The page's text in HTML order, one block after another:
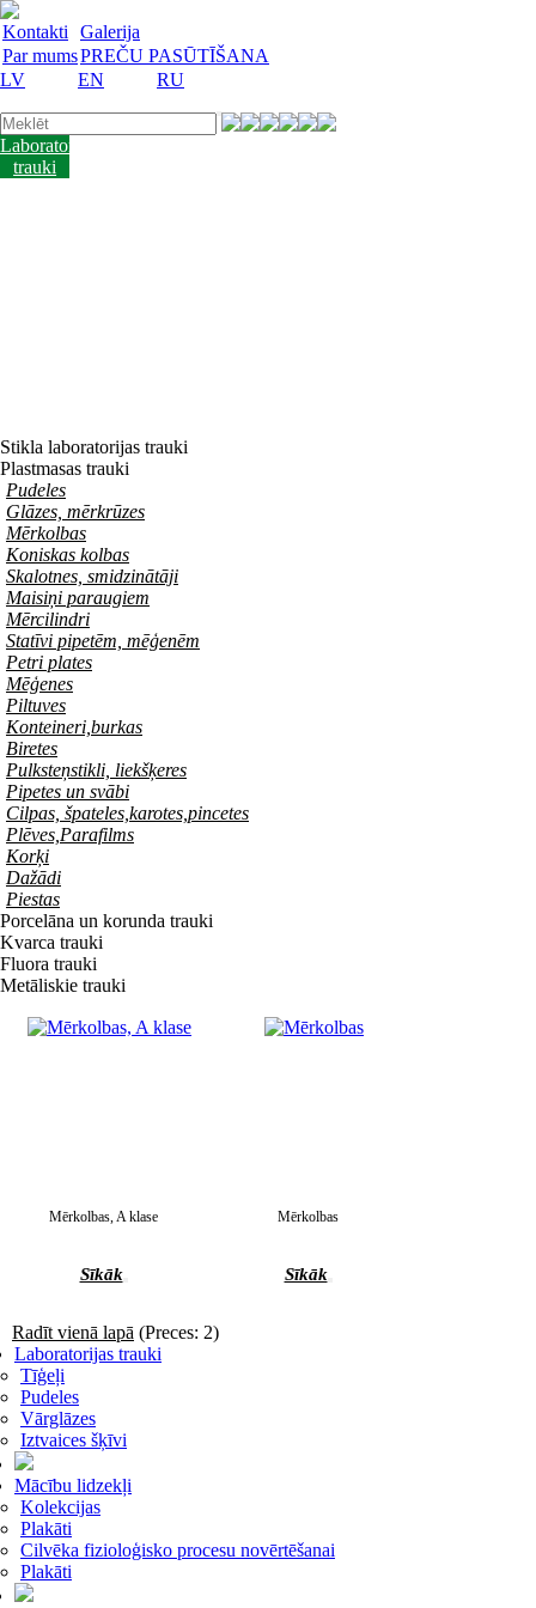
Kontakti
Galerija
Par mumsPREČU PASŪTĪŠANA
LV
EN RU
Laboratorijas
trauki
Stikla laboratorijas trauki
Plastmasas trauki
Pudeles
Glāzes, mērkrūzes
Mērkolbas
Koniskas kolbas
Skalotnes, smidzinātāji
Maisiņi paraugiem
Mērcilindri
Statīvi pipetēm, mēģenēm
Petri plates
Mēģenes
Piltuves
Konteineri,burkas
Biretes
Pulksteņstikli, liekšķeres
Pipetes un svābi
Cilpas, špateles,karotes,pincetes
Plēves,Parafilms
Korķi
Dažādi
Piestas
Porcelāna un korunda trauki
Kvarca trauki
Fluora trauki
Metāliskie trauki
Mērkolbas, A klase
Sīkāk
Mērkolbas
Sīkāk
Radīt vienā lapā (Preces: 2)
Laboratorijas trauki
Tīģeļi
Pudeles
Vārglāzes
Iztvaices šķīvi
Mācību lidzekļi
Kolekcijas
Plakāti
Cilvēka fizioloģisko procesu novērtēšanai
Plakāti